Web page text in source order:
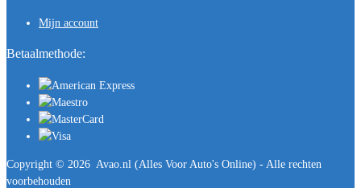
Mijn account
Betaalmethode:
Copyright © 2026 Avao.nl (Alles Voor Auto's Online) - Alle rechten
voorbehouden